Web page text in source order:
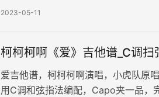
2023-05-11
柯柯柯啊《爱》吉他谱_C调扫
爱吉他谱，柯柯柯啊演唱，小虎队原
用C调和弦指法编配，Capo夹一品，